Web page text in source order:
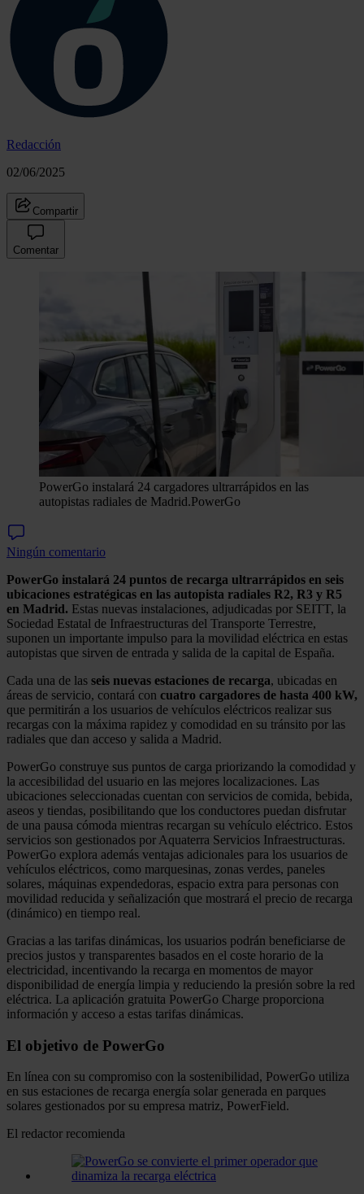
Redacción
02/06/2025
Compartir
Comentar
PowerGo instalará 24 cargadores ultrarrápidos en las
autopistas radiales de Madrid.PowerGo
Ningún comentario
PowerGo instalará 24 puntos de recarga ultrarrápidos en seis
ubicaciones estratégicas en las autopista radiales R2, R3 y R5
en Madrid. Estas nuevas instalaciones, adjudicadas por SEITT, la
Sociedad Estatal de Infraestructuras del Transporte Terrestre,
suponen un importante impulso para la movilidad eléctrica en estas
autopistas que sirven de entrada y salida de la capital de España.
Cada una de las seis nuevas estaciones de recarga, ubicadas en
áreas de servicio, contará con cuatro cargadores de hasta 400 kW,
que permitirán a los usuarios de vehículos eléctricos realizar sus
recargas con la máxima rapidez y comodidad en su tránsito por las
radiales que dan acceso y salida a Madrid.
PowerGo construye sus puntos de carga priorizando la comodidad y
la accesibilidad del usuario en las mejores localizaciones. Las
ubicaciones seleccionadas cuentan con servicios de comida, bebida,
aseos y tiendas, posibilitando que los conductores puedan disfrutar
de una pausa cómoda mientras recargan su vehículo eléctrico. Estos
servicios son gestionados por Aquaterra Servicios Infraestructuras.
PowerGo explora además ventajas adicionales para los usuarios de
vehículos eléctricos, como marquesinas, zonas verdes, paneles
solares, máquinas expendedoras, espacio extra para personas con
movilidad reducida y señalización que mostrará el precio de recarga
(dinámico) en tiempo real.
Gracias a las tarifas dinámicas, los usuarios podrán beneficiarse de
precios justos y transparentes basados en el coste horario de la
electricidad, incentivando la recarga en momentos de mayor
disponibilidad de energía limpia y reduciendo la presión sobre la red
eléctrica. La aplicación gratuita PowerGo Charge proporciona
información y acceso a estas tarifas dinámicas.
El objetivo de PowerGo
En línea con su compromiso con la sostenibilidad, PowerGo utiliza
en sus estaciones de recarga energía solar generada en parques
solares gestionados por su empresa matriz, PowerField.
El redactor recomienda